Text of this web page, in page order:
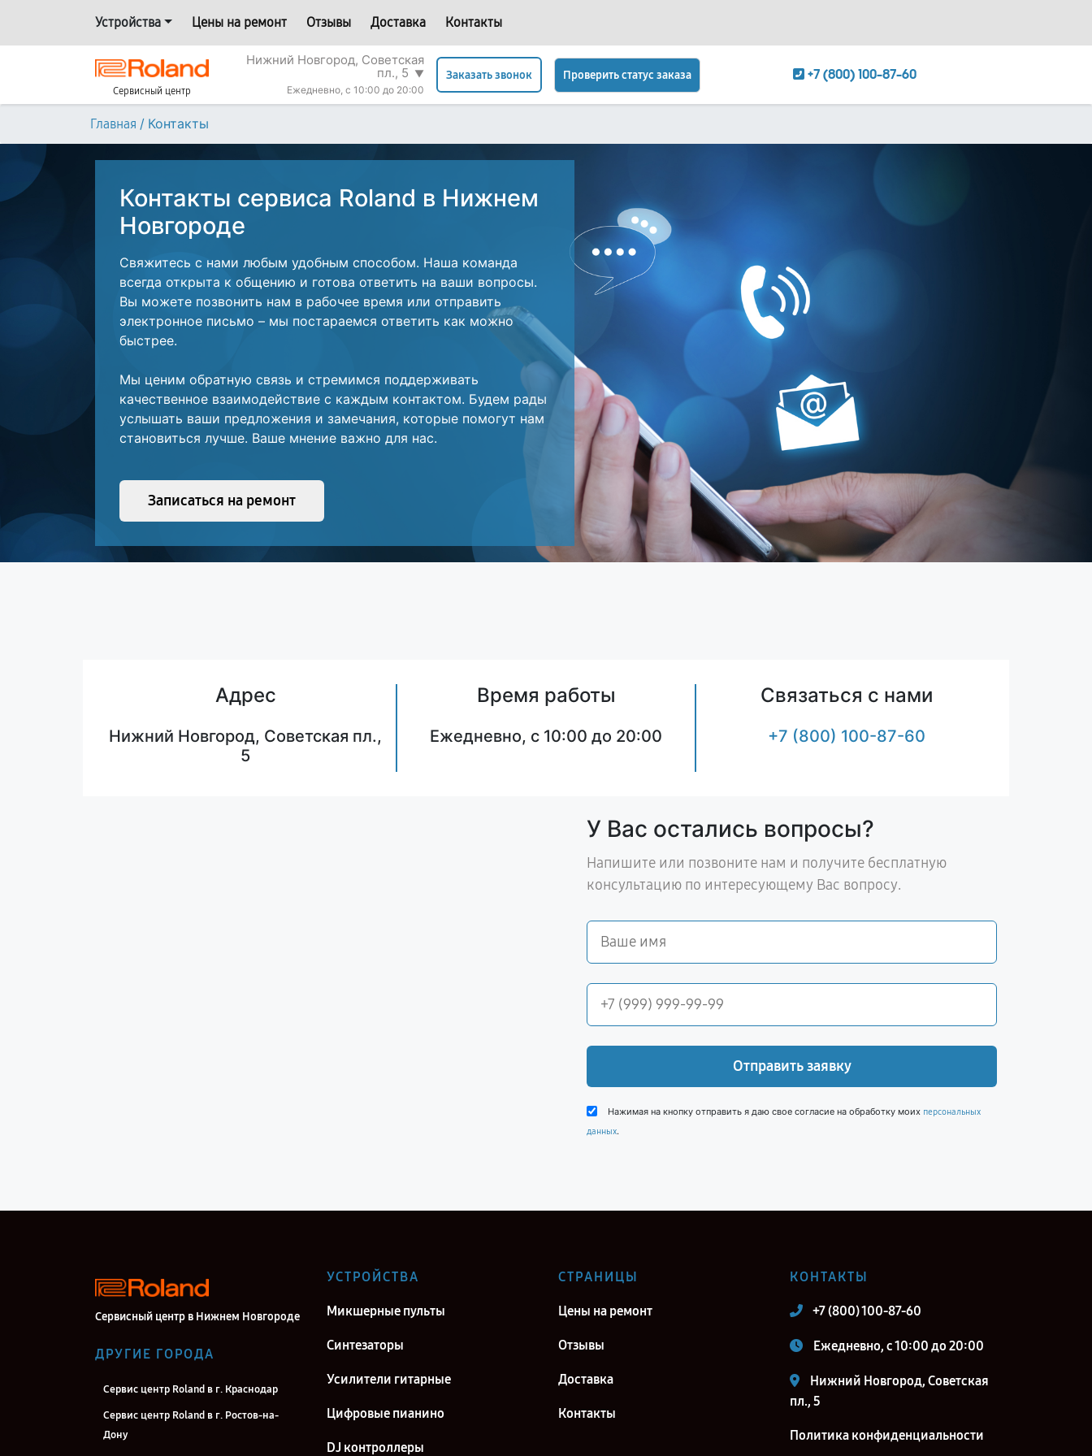
Устройства Цены на ремонт Отзывы Доставка Контакты
Сервисный центр
Нижний Новгород, Советская
пл., 5 ▼
Ежедневно, с 10:00 до 20:00
Заказать звонок Проверить статус заказа +7 (800) 100-87-60
Главная / Контакты
Контакты сервиса Roland в Нижнем
Новгороде
Свяжитесь с нами любым удобным способом. Наша команда
всегда открыта к общению и готова ответить на ваши вопросы.
Вы можете позвонить нам в рабочее время или отправить
электронное письмо – мы постараемся ответить как можно
быстрее.
Мы ценим обратную связь и стремимся поддерживать
качественное взаимодействие с каждым контактом. Будем рады
услышать ваши предложения и замечания, которые помогут нам
становиться лучше. Ваше мнение важно для нас.
Записаться на ремонт
Адрес
Нижний Новгород, Советская пл.,
5
Время работы
Ежедневно, с 10:00 до 20:00
Связаться с нами
+7 (800) 100-87-60
У Вас остались вопросы?
Напишите или позвоните нам и получите бесплатную
консультацию по интересующему Вас вопросу.
Отправить заявку
Нажимая на кнопку отправить я даю свое согласие на обработку моих персональных
данных.
Сервисный центр в Нижнем Новгороде
ДРУГИЕ ГОРОДА
Сервис центр Roland в г. Краснодар
Сервис центр Roland в г. Ростов-на-
Дону
УСТРОЙСТВА
Микшерные пульты
Синтезаторы
Усилители гитарные
Цифровые пианино
DJ контроллеры
СТРАНИЦЫ
Цены на ремонт
Отзывы
Доставка
Контакты
КОНТАКТЫ
+7 (800) 100-87-60
Ежедневно, с 10:00 до 20:00
Нижний Новгород, Советская
пл., 5
Политика конфиденциальности